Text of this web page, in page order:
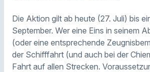
Die Aktion gilt ab heute (27. Juli) bis
September. Wer eine Eins in seinem
(oder eine entsprechende
der Schifffahrt (und auch bei der
Fahrt auf allen Strecken.